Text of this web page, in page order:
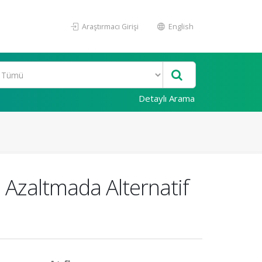
Araştırmacı Girişi English
Detaylı Arama
Azaltmada Alternatif